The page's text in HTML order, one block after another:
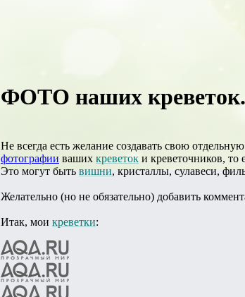
ФОТО наших креветок.
Не всегда есть желание создавать свою
фотографии ваших креветок и креветочников, то
Это могут быть вишни, кристаллы, сулавеси,
Желательно (но не обязательно) добавить
Итак, мои креветки: